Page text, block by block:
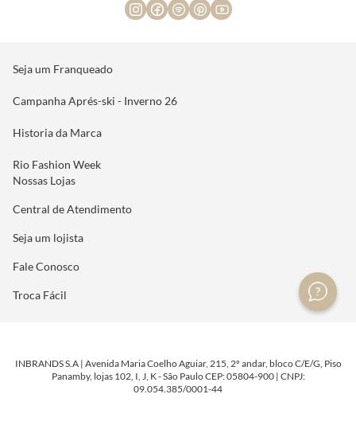
Seja um Franqueado
Campanha Aprés-ski - Inverno 26
Historia da Marca
Rio Fashion Week
Nossas Lojas
Central de Atendimento
Seja um lojista
Fale Conosco
Troca Fácil
INBRANDS S.A | Avenida Maria Coelho Aguiar, 215, 2º andar, bloco C/E/G, Piso
Panamby, lojas 102, I, J, K - São Paulo CEP: 05804-900 | CNPJ:
09.054.385/0001-44